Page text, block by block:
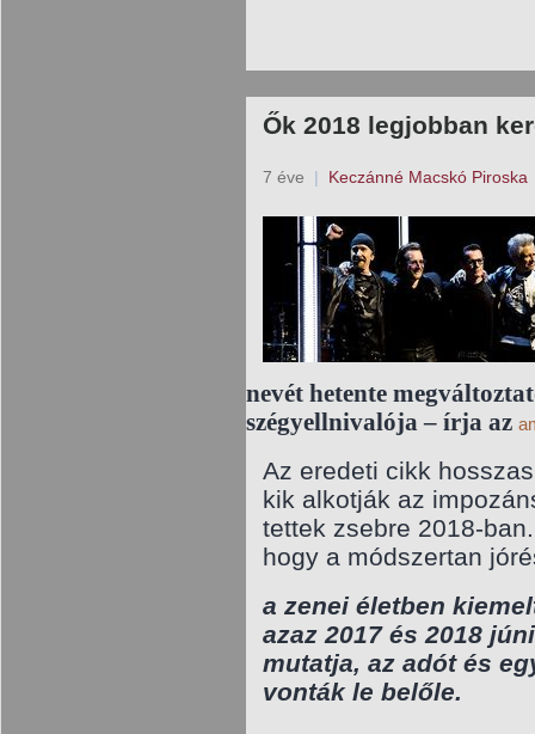
Ők 2018 legjobban
7 éve | Keczánné Macskó Piroska
nevét hetente
szégyellnivalója – írja az
Az eredeti cikk
kik alkotják az
tettek zsebre 2018-
hogy a módszertan
a zenei életben
azaz 2017 és 2018
mutatja, az adót és
vonták le belőle.